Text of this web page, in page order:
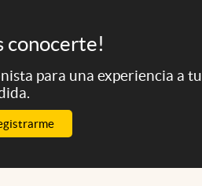
conocerte!
para una experiencia a tu